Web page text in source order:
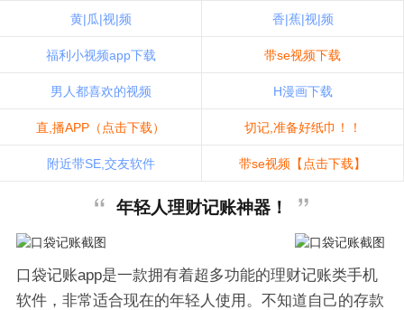
黄|瓜|视|频 香|蕉|视|频
福利小视频app下载 带se视频下载
男人都喜欢的视频 H漫画下载
直,播APP（点击下载） 切记,准备好纸巾！！
附近带SE,交友软件 带se视频【点击下载】
年轻人理财记账神器！
口袋记账app是一款拥有着超多功能的理财记账类手机
软件，非常适合现在的年轻人使用。不知道自己的存款